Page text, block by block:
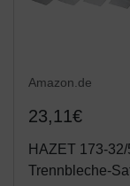
Amazon.de
23,11€
HAZET 173-32/
Trennbleche-